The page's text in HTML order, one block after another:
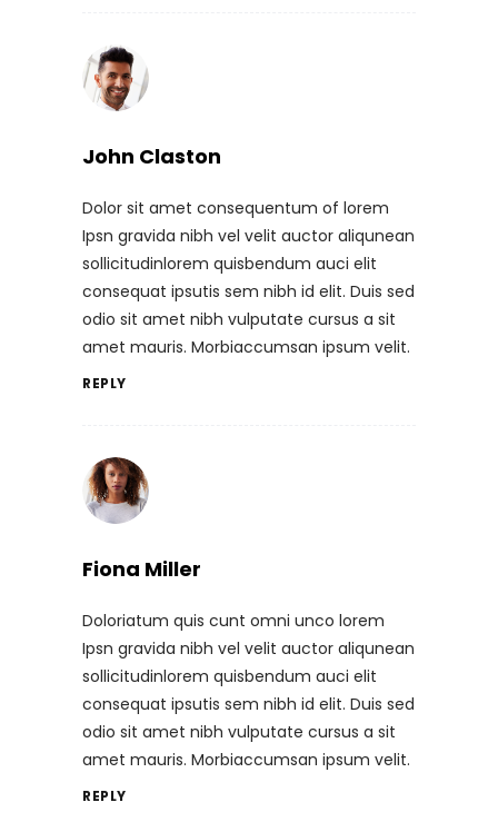
John Claston
Dolor sit amet consequentum of lorem
Ipsn gravida nibh vel velit auctor aliqunean
sollicitudinlorem quisbendum auci elit
consequat ipsutis sem nibh id elit. Duis sed
odio sit amet nibh vulputate cursus a sit
amet mauris. Morbiaccumsan ipsum velit.
REPLY
Fiona Miller
Doloriatum quis cunt omni unco lorem
Ipsn gravida nibh vel velit auctor aliqunean
sollicitudinlorem quisbendum auci elit
consequat ipsutis sem nibh id elit. Duis sed
odio sit amet nibh vulputate cursus a sit
amet mauris. Morbiaccumsan ipsum velit.
REPLY